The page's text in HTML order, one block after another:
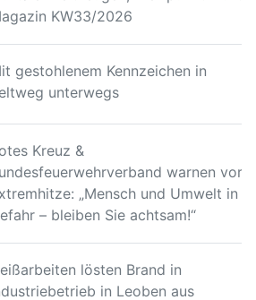
KW33/2026
gestohlenem Kennzeichen in
unterwegs
Kreuz &
warnen vor
„Mensch und Umwelt in
– bleiben Sie achtsam!“
lösten Brand in
in Leoben aus